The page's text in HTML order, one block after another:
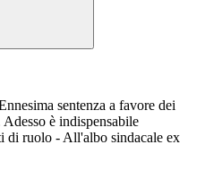
sentenza a favore dei
è indispensabile
di ruolo - All'albo sindacale ex